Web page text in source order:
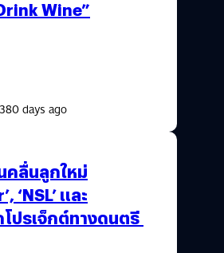
Wine”
days ago
คลื่นลูกใหม่
‘NSL’ และ
โปรเจ็กต์ทางดนตรี